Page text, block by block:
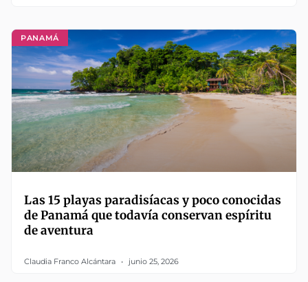
PANAMÁ
Las 15 playas paradisíacas y poco conocidas
de Panamá que todavía conservan espíritu
de aventura
Claudia Franco Alcántara junio 25, 2026